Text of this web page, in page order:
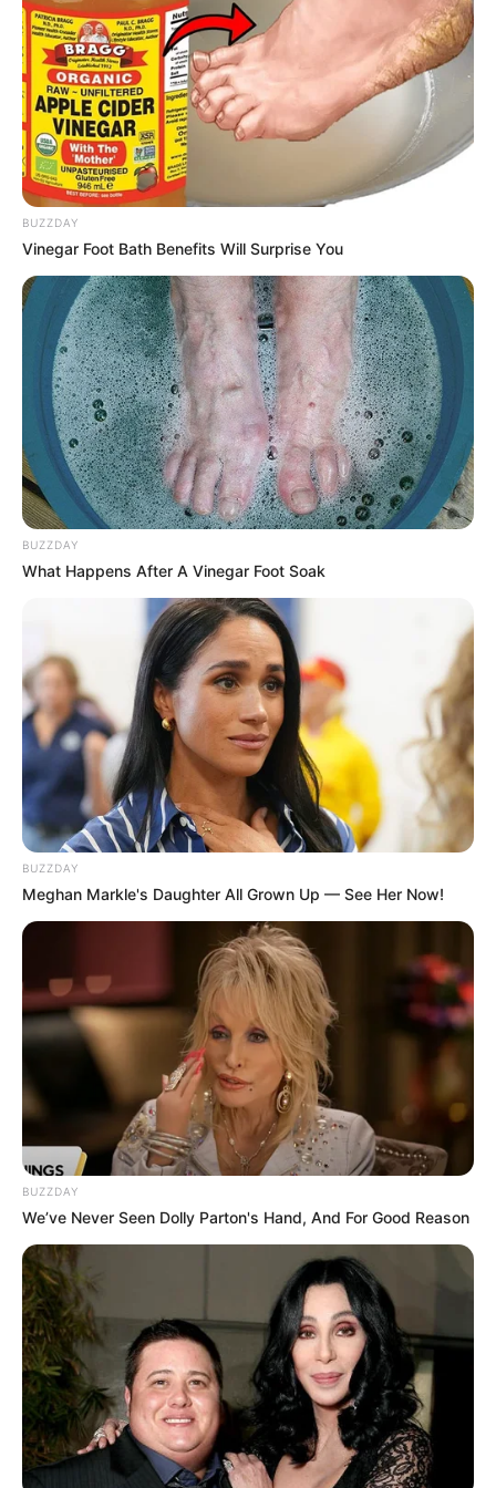
Confira tudo isso agora mesmo!
Veja também:
Como Fazer Biscuit – Guia Completo Para
Iniciantes
Como Fazer Bolo Fake com Biscuit – Tema Batman
Índice
Materiais básicos para trabalhar com biscuit
Quais artigos em biscuit produzir?
1. Lembrancinhas
Porta-foto/recado
Miniaturas
Chaveiros
Imãs de geladeira
2. Potes e caixinhas decorados
3. Noivinhos para bolos
4. Bonecas
5. Bebês
Como vender suas peças de biscuit?
Ganhando dinheiro com o biscuit
Materiais básicos para trabalhar com
Como você sabe, obiscuit
é uma massa, também
chamada de porcelana fria, que, depois de
modelada, endurece e dá origem a diversas peças
artesanais.
A massa para
pode ser comprada pronta
ou pode ser confeccionada por você.
Segundo a receita do site Arte Tutorial, para
produzir a massa caseira você vai precisar de:
2 colheres (sopa) de vaselina líquida
BUZZDAY
Vinegar Foot Bath Benefits Will Surprise You
BUZZDAY
What Happens After A Vinegar Foot Soak
BUZZDAY
Meghan Markle's Daughter All Grown Up — See Her Now!
BUZZDAY
We’ve Never Seen Dolly Parton's Hand, And For Good Reason